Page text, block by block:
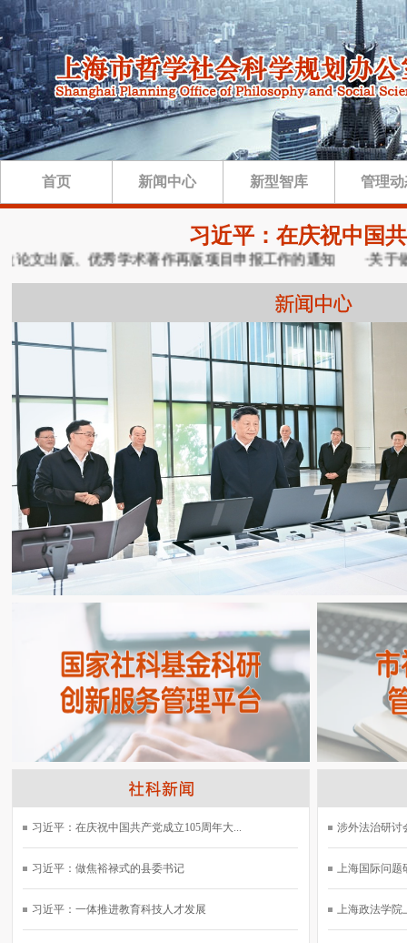
首页 新闻中心 新型智库 管理
习近平：在庆祝中国
出版、优秀学术著作再版项目申报工作的通知 ·关于做好
习近平：在庆祝中国共产党成立105周年大...
习近平：做焦裕禄式的县委书记
习近平：一体推进教育科技人才发展
涉外法治研讨
上海国际问题
上海政法学院